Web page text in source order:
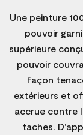
Une peinture
pouvoir
supérieure
pouvoir
façon
extérieurs et
accrue contre
taches.